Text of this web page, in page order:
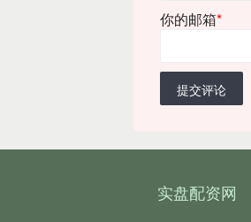
你的邮箱*
提交评论
实盘配资网